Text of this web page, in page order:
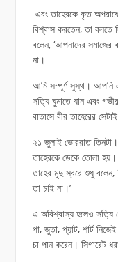
এবং তাহেরকে কৃত
বিশ্বাস করতেন, তা বলতে
বলেন, ‘আপনাদের
না।
আমি সম্পূর্ণ সুস্থ। আপনি
সত্যি ঘুমাতে যান এবং
বাতাসে বীর তাহেরের
২১ জুলাই ভোররাত
তাহেরকে ডেকে তোলা
তাহের মৃদু স্বরে শুধু বলেন,
তা চাই না।’
এ অবিশ্বাস্য হলেও সত্যি
পা, জুতা, প্যান্ট, শার্ট
চা পান করেন। সিগারেট